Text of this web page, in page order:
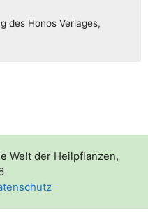
des Honos Ver­la­ges,
Welt der Heilpflanzen,